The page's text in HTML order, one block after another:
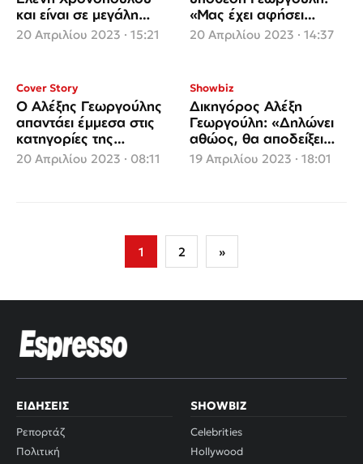
και είναι σε μεγάλη
ψυχολογική
επιβάρυνση»
20 Απριλίου 2023 · 15:21
«Μας έχει αφήσει
όλους με το στόμα
ανοιχτό»
20 Απριλίου 2023 · 14:37
Cover Story
Ο Αλέξης Γεωργούλης
απαντάει έμμεσα στις
κατηγορίες της
Χρονοπούλου: «Αυτή
με κυνήγησε»
20 Απριλίου 2023 · 08:11
Showbiz
Δικηγόρος Αλέξη
Γεωργούλη: «Δηλώνει
αθώος, θα αποδείξει
την αθωότητά του»
19 Απριλίου 2023 · 18:01
Σελιδοποίηση
1 2 »
ΕΙΔΉΣΕΙΣ
Ρεπορτάζ
Πολιτική
SHOWBIZ
Celebrities
Hollywood